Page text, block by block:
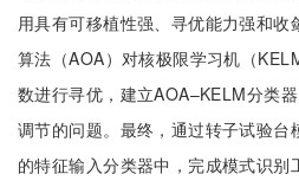
用具有可移植性强、寻优能力强和
算法（AOA）对核极限学习机（
数进行寻优，建立AOA–KELM分类
调节的问题。最终，通过转子试验台
的特征输入分类器中，完成模式识别